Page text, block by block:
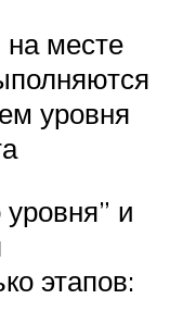
месте
уровня
и
этапов: